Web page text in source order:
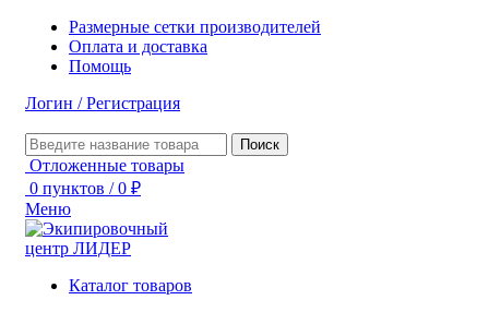
Размерные сетки производителей
Оплата и доставка
Помощь
Логин / Регистрация
Поиск
Отложенные товары
0 пунктов / 0 ₽
Меню
Каталог товаров